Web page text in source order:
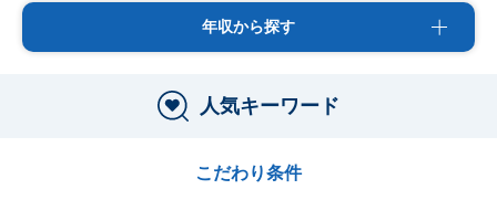
年収から探す
人気キーワード
こだわり条件